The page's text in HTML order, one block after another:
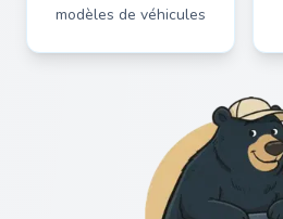
modèles de véhicules